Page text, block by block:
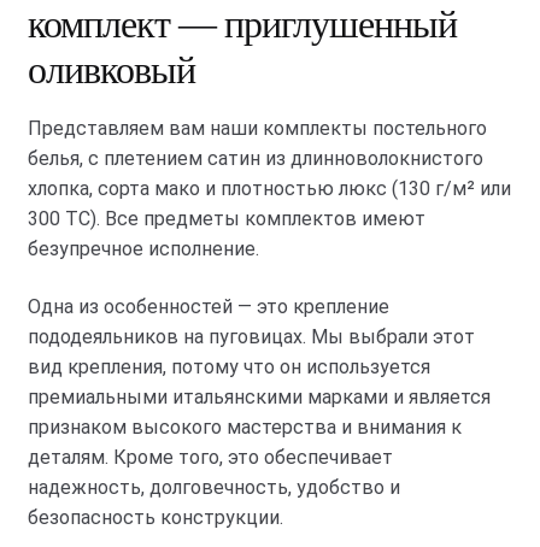
комплект — приглушенный
оливковый
Представляем вам наши комплекты постельного
белья, с плетением сатин из длинноволокнистого
хлопка, сорта мако и плотностью люкс (130 г/м² или
300 ТС). Все предметы комплектов имеют
безупречное исполнение.
Одна из особенностей — это крепление
пододеяльников на пуговицах. Мы выбрали этот
вид крепления, потому что он используется
премиальными итальянскими марками и является
признаком высокого мастерства и внимания к
деталям. Кроме того, это обеспечивает
надежность, долговечность, удобство и
безопасность конструкции.